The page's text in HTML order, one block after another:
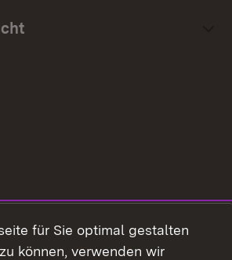
für Sie optimal gestalten
können, verwenden wir